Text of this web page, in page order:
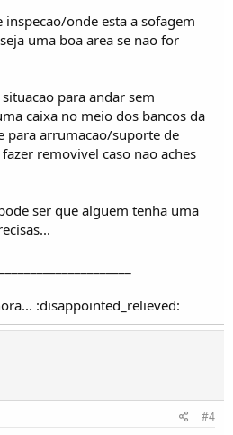
inspecao/onde esta a sofagem
uma boa area se nao for
para andar sem
caixa no meio dos bancos da
para arrumacao/suporte de
removivel caso nao aches
ser que alguem tenha uma
:disappointed_relieved:
#4